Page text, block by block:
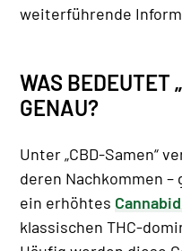
weiterführende
WAS BEDEUTET
GENAU?
Unter „CBD-Samen“
deren Nachkommen –
ein erhöhtes
klassischen THC-